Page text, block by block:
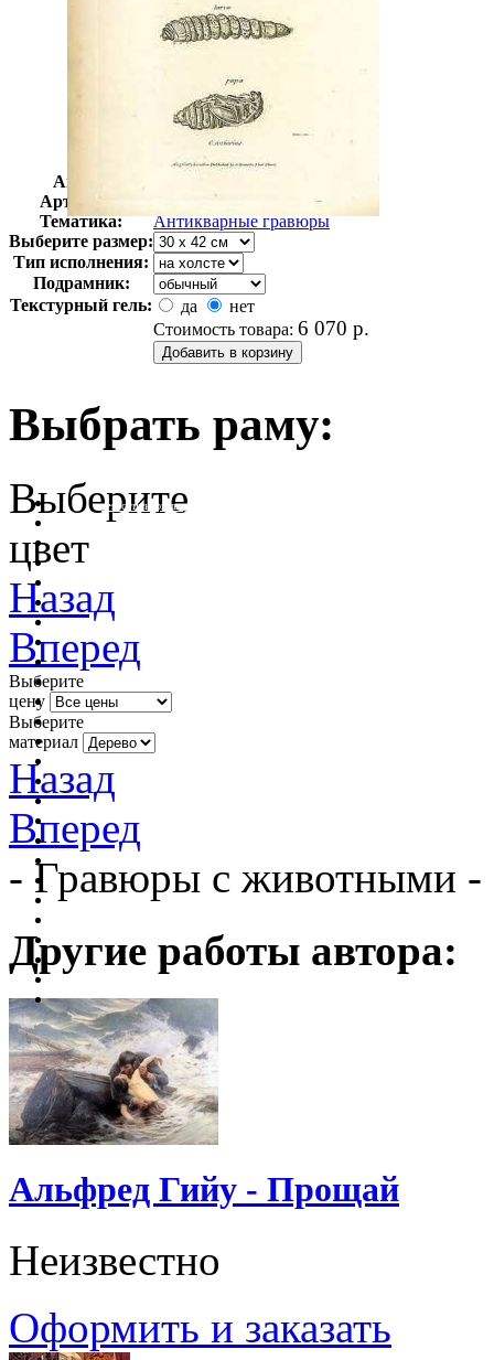
Автор:
Арт-стиль
Гравюры
Тематика:
Антикварные гравюры
Выберите размер:
Тип исполнения:
Подрамник:
Текстурный гель:
да
нет
Стоимость товара: 6 070 р.
Выбрать раму:
очистить фильтр цвета
Выберите
цвет
Назад
Вперед
Выберите
цену
Выберите
материал
Назад
Вперед
- Гравюры с животными
Другие работы автора:
Альфред Гийу - Прощай
Неизвестно
Оформить и заказать